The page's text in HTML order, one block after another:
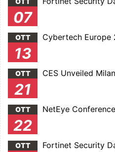
07
OTT
13
Cybertech Europe
OTT
21
CES Unveiled Milan
OTT
22
NetEye
OTT Fortinet Security